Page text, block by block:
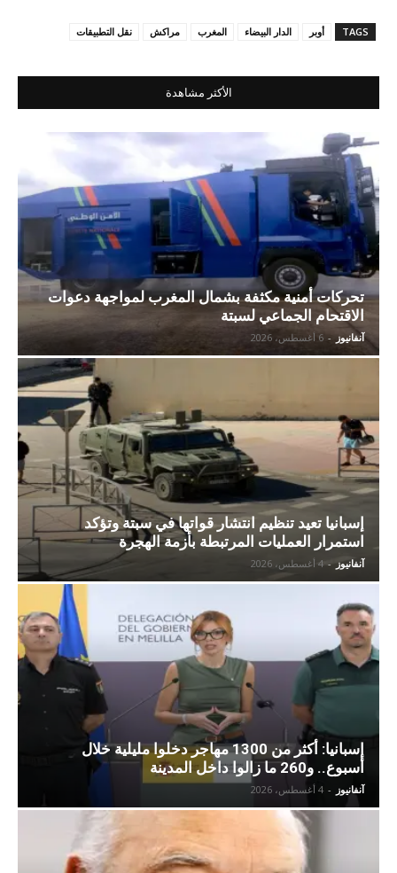
TAGS أوبر الدار البيضاء المغرب مراكش نقل التطبيقات
الأكثر مشاهدة
تحركات أمنية مكثفة بشمال المغرب لمواجهة دعوات
الاقتحام الجماعي لسبتة
آنفانيوز - 6 أغسطس، 2026
إسبانيا تعيد تنظيم انتشار قواتها في سبتة وتؤكد
استمرار العمليات المرتبطة بأزمة الهجرة
آنفانيوز - 4 أغسطس، 2026
إسبانيا: أكثر من 1300 مهاجر دخلوا مليلية خلال
أسبوع.. و260 ما زالوا داخل المدينة
آنفانيوز - 4 أغسطس، 2026